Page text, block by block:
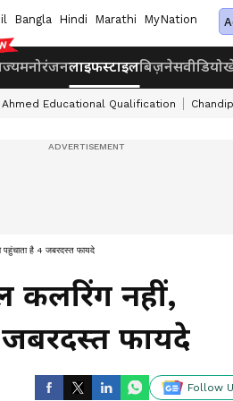
Bangla Hindi Marathi MyNation
मनोरंजनलाइफस्टाइलबिज़नेसवीडियो
Ahmed Educational Qualification
है 4 जबरदस्त फायदे
कलरिंग नहीं,
फायदे
Follow